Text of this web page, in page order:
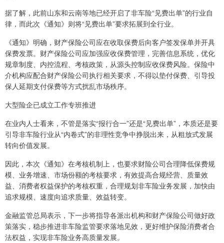
据了解，此前山东和云南等地已经开启了非车险“见费出单”的行业自
律，而此次《通知》则将“见费出单”要求拓展到全行业。
《通知》明确，财产保险公司应在收取保费后向客户签发保单并开具
保费发票。财产保险公司应加强应收保费管理，完善信息系统，优化
规章制度、内控流程、考核政策，从源头控制应收保费风险。保险中
介机构应配合财产保险公司执行相关要求，不得以垫付保费、引导投
保人延期支付保费等方式扰乱市场秩序。
大型险企已成立工作专班推进
在业内人士看来，不管是落实“报行合一”还是“见费出单”，本质还是要
引导非车险行业从“内卷式”的非理性竞争中挣脱出来，从粗放式发展
转向价值发展。
因此，本次《通知》在考核机制上，也要求财险公司合理降低保费规
模、业务增速、市场份额的考核要求，有效提高合规经营、质量效
益、消费者权益保护的考核权重，合理规划非车险业务发展，加快由
追求规模、速度向追求质量、效益转变。
金融监管总局表示，下一步将指导各派出机构和财产保险公司做好政
策落实，稳步推进非车险监管要求落地见效，更好维护保险消费者合
法权益，实现非车险业务高质量发展。